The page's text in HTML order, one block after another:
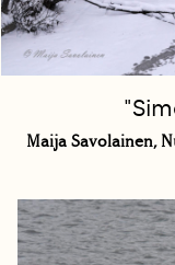
Maija Savolainen,